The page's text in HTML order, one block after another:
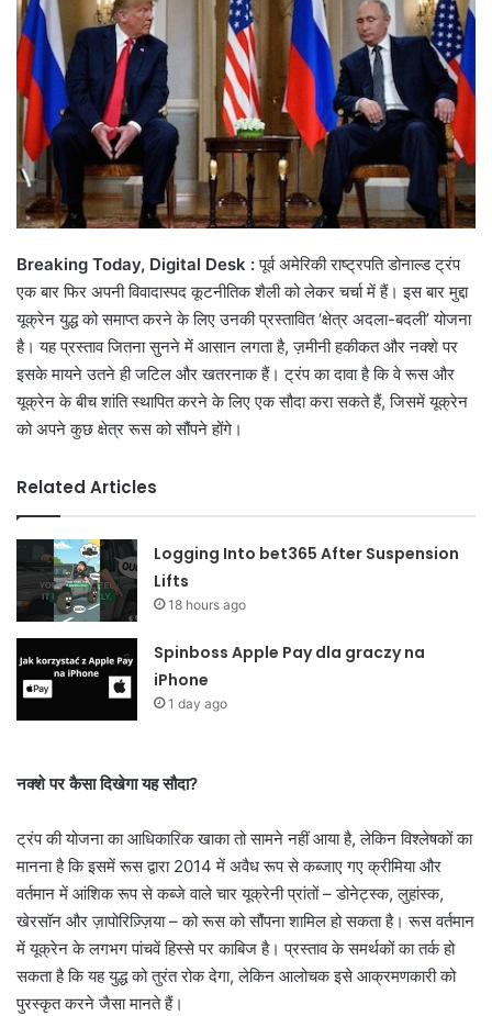
Breaking Today, Digital Desk :पूर्व अमेरिकी राष्ट्रपति डोनाल्ड ट्रंप
एक बार फिर अपनी विवादास्पद कूटनीतिक शैली को लेकर चर्चा में हैं। इस बार मुद्दा
यूक्रेन युद्ध को समाप्त करने के लिए उनकी प्रस्तावित ‘क्षेत्र अदला-बदली’ योजना
है। यह प्रस्ताव जितना सुनने में आसान लगता है, ज़मीनी हकीकत और नक्शे पर
इसके मायने उतने ही जटिल और खतरनाक हैं। ट्रंप का दावा है कि वे रूस और
यूक्रेन के बीच शांति स्थापित करने के लिए एक सौदा करा सकते हैं, जिसमें यूक्रेन
को अपने कुछ क्षेत्र रूस को सौंपने होंगे।
Related Articles
Logging Into bet365 After Suspension
Lifts
18 hours ago
Spinboss Apple Pay dla graczy na
iPhone
1 day ago
नक्शे पर कैसा दिखेगा यह सौदा?
ट्रंप की योजना का आधिकारिक खाका तो सामने नहीं आया है, लेकिन विश्लेषकों का
मानना है कि इसमें रूस द्वारा 2014 में अवैध रूप से कब्जाए गए क्रीमिया और
वर्तमान में आंशिक रूप से कब्जे वाले चार यूक्रेनी प्रांतों – डोनेट्स्क, लुहांस्क,
खेरसॉन और ज़ापोरिज़्ज़िया – को रूस को सौंपना शामिल हो सकता है। रूस वर्तमान
में यूक्रेन के लगभग पांचवें हिस्से पर काबिज है। प्रस्ताव के समर्थकों का तर्क हो
सकता है कि यह युद्ध को तुरंत रोक देगा, लेकिन आलोचक इसे आक्रमणकारी को
पुरस्कृत करने जैसा मानते हैं।